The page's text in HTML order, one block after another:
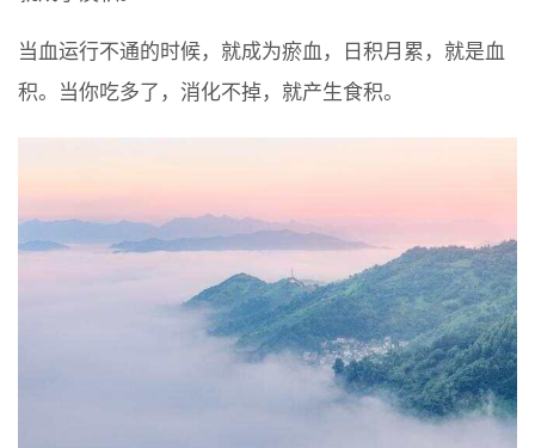
当血运行不通的时候，就成为瘀血，日积月累，就是血
积。当你吃多了，消化不掉，就产生食积。